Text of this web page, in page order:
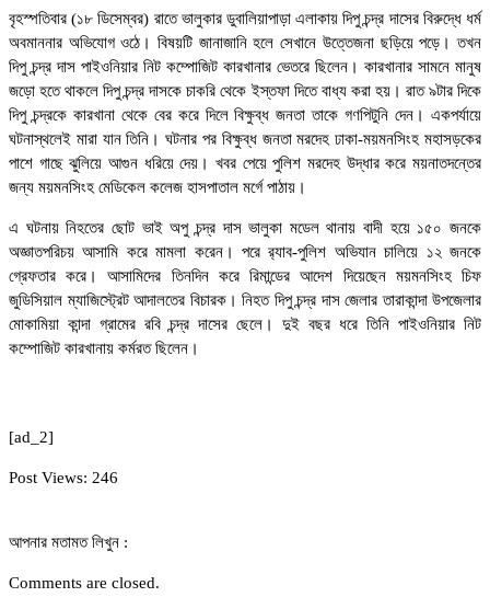
বৃহস্পতিবার (১৮ ডিসেম্বর) রাতে ভালুকার ডুবালিয়াপাড়া এলাকায় দিপু চন্দ্র দাসের বিরুদ্ধে ধর্ম
অবমাননার অভিযোগ ওঠে। বিষয়টি জানাজানি হলে সেখানে উত্তেজনা ছড়িয়ে পড়ে। তখন
দিপু চন্দ্র দাস পাইওনিয়ার নিট কম্পোজিট কারখানার ভেতরে ছিলেন। কারখানার সামনে মানুষ
জড়ো হতে থাকলে দিপু চন্দ্র দাসকে চাকরি থেকে ইস্তফা দিতে বাধ্য করা হয়। রাত ৯টার দিকে
দিপু চন্দ্রকে কারখানা থেকে বের করে দিলে বিক্ষুব্ধ জনতা তাকে গণপিটুনি দেন। একপর্যায়ে
ঘটনাস্থলেই মারা যান তিনি। ঘটনার পর বিক্ষুব্ধ জনতা মরদেহ ঢাকা-ময়মনসিংহ মহাসড়কের
পাশে গাছে ঝুলিয়ে আগুন ধরিয়ে দেয়। খবর পেয়ে পুলিশ মরদেহ উদ্ধার করে ময়নাতদন্তের
জন্য ময়মনসিংহ মেডিকেল কলেজ হাসপাতাল মর্গে পাঠায়।
এ ঘটনায় নিহতের ছোট ভাই অপু চন্দ্র দাস ভালুকা মডেল থানায় বাদী হয়ে ১৫০ জনকে
অজ্ঞাতপরিচয় আসামি করে মামলা করেন। পরে র‌্যাব-পুলিশ অভিযান চালিয়ে ১২ জনকে
গ্রেফতার করে। আসামিদের তিনদিন করে রিমান্ডের আদেশ দিয়েছেন ময়মনসিংহ চিফ
জুডিসিয়াল ম্যাজিস্ট্রেট আদালতের বিচারক। নিহত দিপু চন্দ্র দাস জেলার তারাকান্দা উপজেলার
মোকামিয়া কান্দা গ্রামের রবি চন্দ্র দাসের ছেলে। দুই বছর ধরে তিনি পাইওনিয়ার নিট
কম্পোজিট কারখানায় কর্মরত ছিলেন।
[ad_2]
Post Views: 246
আপনার মতামত লিখুন :
Comments are closed.